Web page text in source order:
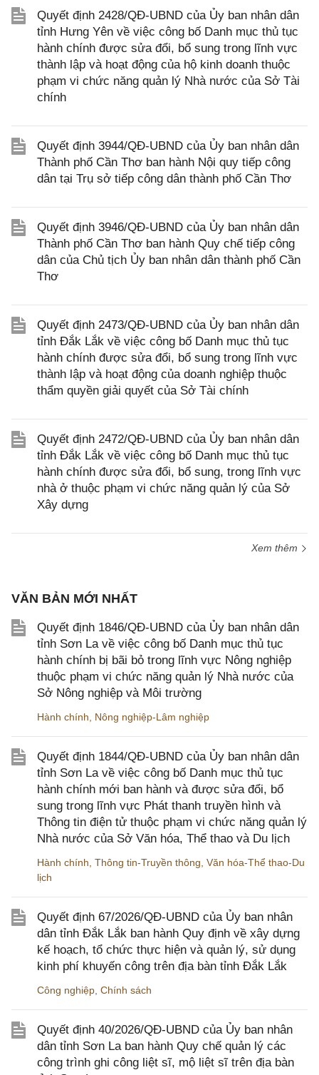
Quyết định 2428/QĐ-UBND của Ủy ban nhân dân
tỉnh Hưng Yên về việc công bố Danh mục thủ tục
hành chính được sửa đổi, bổ sung trong lĩnh vực
thành lập và hoạt động của hộ kinh doanh thuộc
phạm vi chức năng quản lý Nhà nước của Sở Tài
chính
Quyết định 3944/QĐ-UBND của Ủy ban nhân dân
Thành phố Cần Thơ ban hành Nội quy tiếp công
dân tại Trụ sở tiếp công dân thành phố Cần Thơ
Quyết định 3946/QĐ-UBND của Ủy ban nhân dân
Thành phố Cần Thơ ban hành Quy chế tiếp công
dân của Chủ tịch Ủy ban nhân dân thành phố Cần
Thơ
Quyết định 2473/QĐ-UBND của Ủy ban nhân dân
tỉnh Đắk Lắk về việc công bố Danh mục thủ tục
hành chính được sửa đổi, bổ sung trong lĩnh vực
thành lập và hoạt động của doanh nghiệp thuộc
thẩm quyền giải quyết của Sở Tài chính
Quyết định 2472/QĐ-UBND của Ủy ban nhân dân
tỉnh Đắk Lắk về việc công bố Danh mục thủ tục
hành chính được sửa đổi, bổ sung, trong lĩnh vực
nhà ở thuộc phạm vi chức năng quản lý của Sở
Xây dựng
Xem thêm
VĂN BẢN MỚI NHẤT
Quyết định 1846/QĐ-UBND của Ủy ban nhân dân
tỉnh Sơn La về việc công bố Danh mục thủ tục
hành chính bị bãi bỏ trong lĩnh vực Nông nghiệp
thuộc phạm vi chức năng quản lý Nhà nước của
Sở Nông nghiệp và Môi trường
Hành chính Nông nghiệp-Lâm nghiệp
Quyết định 1844/QĐ-UBND của Ủy ban nhân dân
tỉnh Sơn La về việc công bố Danh mục thủ tục
hành chính mới ban hành và được sửa đổi, bổ
sung trong lĩnh vực Phát thanh truyền hình và
Thông tin điện tử thuộc phạm vi chức năng quản lý
Nhà nước của Sở Văn hóa, Thể thao và Du lịch
Hành chính Thông tin-Truyền thông Văn hóa-Thể thao-Du
lịch
Quyết định 67/2026/QĐ-UBND của Ủy ban nhân
dân tỉnh Đắk Lắk ban hành Quy định về xây dựng
kế hoạch, tổ chức thực hiện và quản lý, sử dụng
kinh phí khuyến công trên địa bàn tỉnh Đắk Lắk
Công nghiệp Chính sách
Quyết định 40/2026/QĐ-UBND của Ủy ban nhân
dân tỉnh Sơn La ban hành Quy chế quản lý các
công trình ghi công liệt sĩ, mộ liệt sĩ trên địa bàn